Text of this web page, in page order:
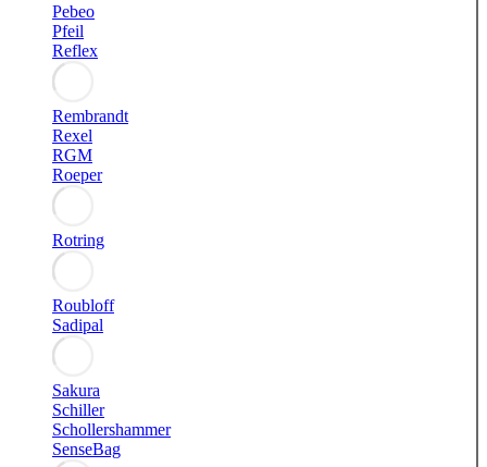
Pebeo
Pfeil
Reflex
Rembrandt
Rexel
RGM
Roeper
Rotring
Roubloff
Sadipal
Sakura
Schiller
Schollershammer
SenseBag